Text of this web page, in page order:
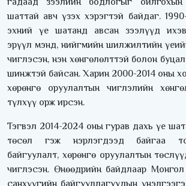
шаттай авч үзэх хэрэгтэй байдаг.
эхний үе шатанд авсан зээлүүд
эрүүл мэнд, нийгмийн шилжилтийн
чиглэсэн, нэн хөнгөлөлттэй болон
шинжтэй байсан. Харин 2000-2014 оны
хөрөнгө оруулалтын чиглэлийн
түлхүү орж ирсэн.
Тэгвэл 2014-2024 оны гурав дахь үе
төсөл гэж нэрлэгдээд байгаа
байгуулалт, хөрөнгө оруулалтын
чиглэсэн. Өнөөдрийн байдлаар
санхүүгийн байгууллагуудын